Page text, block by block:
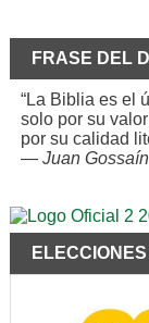
FRASE DEL
“La Biblia es el
solo por su
por su calidad
— Juan Gossaín